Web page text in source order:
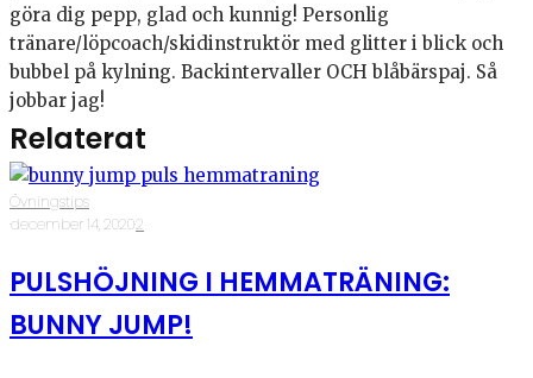
göra dig pepp, glad och kunnig! Personlig
tränare/löpcoach/skidinstruktör med glitter i blick och
bubbel på kylning. Backintervaller OCH blåbärspaj. Så
jobbar jag!
Relaterat
Övningstips
·december 14, 2020·2
PULSHÖJNING I HEMMATRÄNING:
BUNNY JUMP!